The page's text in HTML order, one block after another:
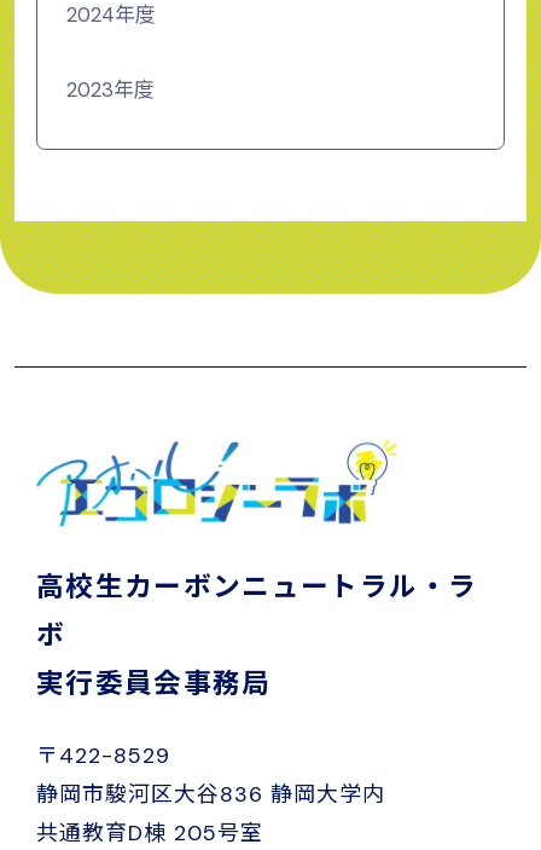
2024年度
2023年度
高校生カーボンニュートラル・ラ
ボ
実行委員会事務局
〒422-8529
静岡市駿河区大谷836 静岡大学内
共通教育D棟 205号室